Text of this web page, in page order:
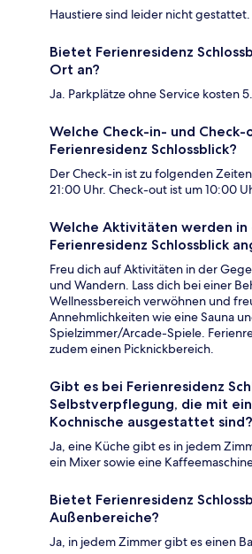
Haustiere sind leider nicht gestattet.
Bietet Ferienresidenz
Ort an?
Ja. Parkplätze ohne Service kosten
Welche Check-in- und
Ferienresidenz Schlossblick?
Der Check-in ist zu folgenden
21:00 Uhr. Check-out ist um 10:00
Welche Aktivitäten werden in
Ferienresidenz Schlossblick
Freu dich auf Aktivitäten in der
und Wandern. Lass dich bei einer
Wellnessbereich verwöhnen und
Annehmlichkeiten wie eine Sauna
Spielzimmer/Arcade-Spiele.
zudem einen Picknickbereich.
Gibt es bei Ferienresidenz
Selbstverpflegung, die mit
Kochnische ausgestattet sind?
Ja, eine Küche gibt es in jedem
ein Mixer sowie eine
Bietet Ferienresidenz
Außenbereiche?
Ja, in jedem Zimmer gibt es einen